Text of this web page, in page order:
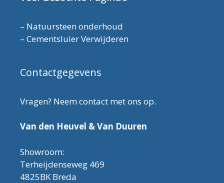
– Natuursteen onderhoud
– Cementsluier Verwijderen
Contactgegevens
Vragen? Neem contact met ons op.
Van den Heuvel & Van Duuren
Showroom:
Terheijdenseweg 469
4825BK Breda